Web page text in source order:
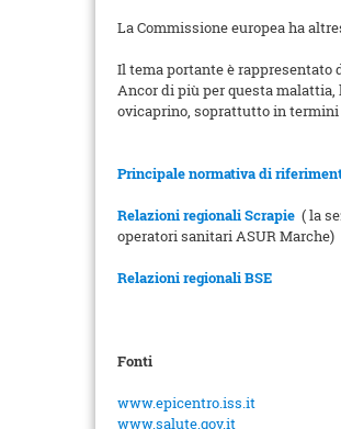
La Commissione europea ha
Il tema portante è rappresentato
Ancor di più per questa malattia,
ovicaprino, soprattutto in
Principale normativa di
Relazioni regionali Scrapie ( la
operatori sanitari ASUR Marche)
Relazioni regionali BSE
Fonti
www.epicentro.iss.it
www.salute.gov.it